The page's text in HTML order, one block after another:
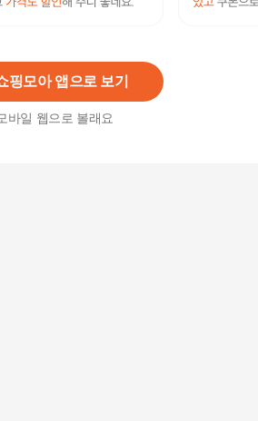
핑모아 앱으로 보기
바일 웹으로 볼래요
H분리 나무소재 남성팬티 프리미엄 셀루